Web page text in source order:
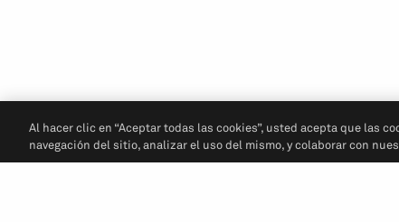
Al hacer clic en “Aceptar todas las cookies”, usted acepta que las
navegación del sitio, analizar el uso del mismo, y colaborar con